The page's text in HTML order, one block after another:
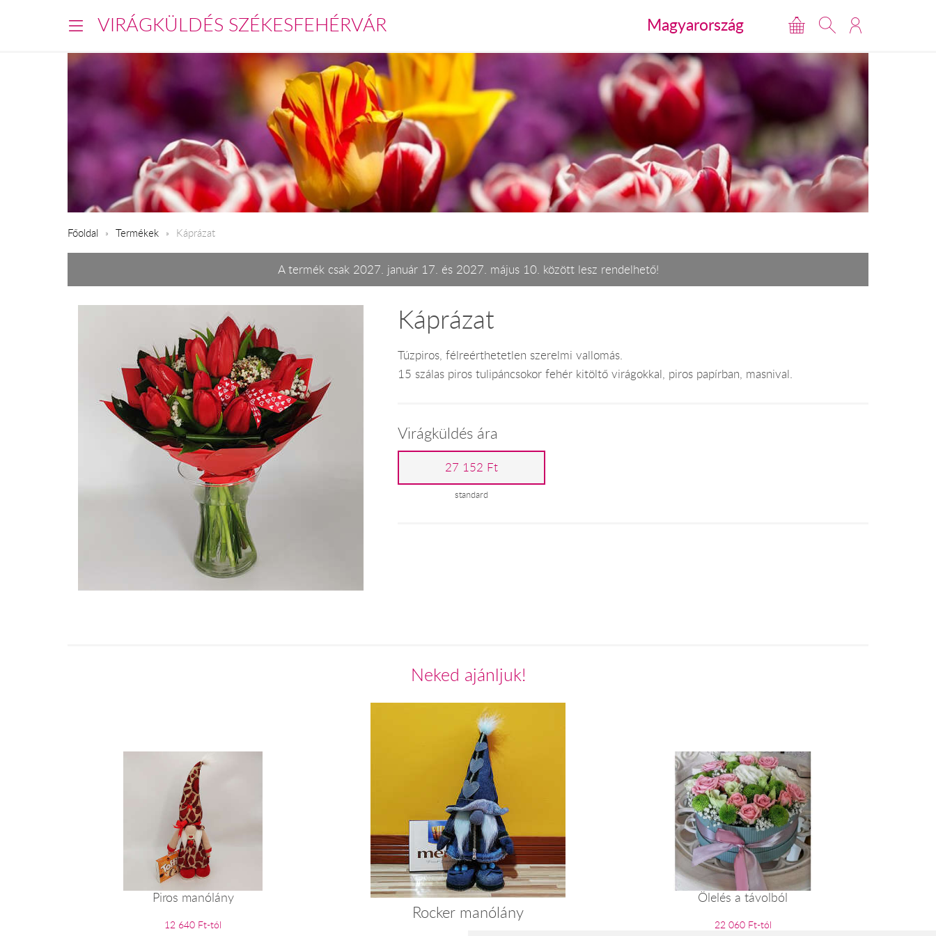
VIRÁGKÜLDÉS SZÉKESFEHÉRVÁR Magyarország
Főoldal Termékek Káprázat
A termék csak 2027. január 17. és 2027. május 10. között lesz rendelhető!
Káprázat
Túzpiros, félreérthetetlen szerelmi vallomás.
15 szálas piros tulipáncsokor fehér kitöltő virágokkal, piros papírban, masnival.
Virágküldés ára
27 152 Ft
standard
Neked ajánljuk!
Piros manólány
12 640 Ft-tól
Rocker manólány
Ölelés a távolból
22 060 Ft-tól